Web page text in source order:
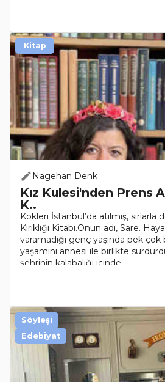
Nagehan Denk
Kız Kulesi'nden Prens
K..
Kökleri İstanbul’da atılmış,
Kırıklığı Kitabı.Onun adı, Sare.
varamadığı genç yaşında pek çok
yaşamını annesi ile birlikte
şehrinin kalabalığı içinde..
Kitap
Söyleşi
Edebiyat